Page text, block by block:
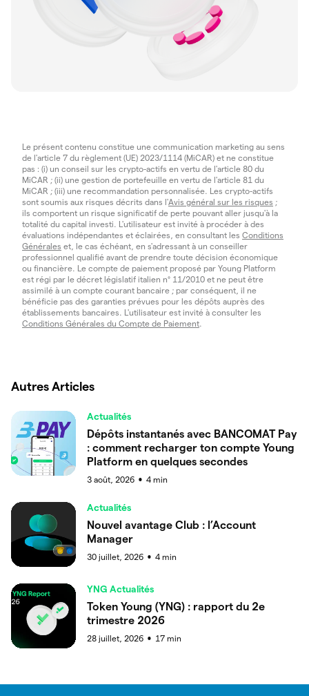
Le présent contenu constitue une communication marketing au sens
de l'article 7 du règlement (UE) 2023/1114 (MiCAR) et ne constitue
pas : (i) un conseil sur les crypto-actifs en vertu de l'article 80 du
MiCAR ; (ii) une gestion de portefeuille en vertu de l'article 81 du
MiCAR ; (iii) une recommandation personnalisée. Les crypto-actifs
sont soumis aux risques décrits dans l'Avis général sur les risques ;
ils comportent un risque significatif de perte pouvant aller jusqu'à la
totalité du capital investi. L'utilisateur est invité à procéder à des
évaluations indépendantes et éclairées, en consultant les Conditions
Générales et, le cas échéant, en s'adressant à un conseiller
professionnel qualifié avant de prendre toute décision économique
ou financière. Le compte de paiement proposé par Young Platform
est régi par le décret législatif italien n° 11/2010 et ne peut être
assimilé à un compte courant bancaire ; par conséquent, il ne
bénéficie pas des garanties prévues pour les dépôts auprès des
établissements bancaires. L'utilisateur est invité à consulter les
Conditions Générales du Compte de Paiement.
Autres Articles
Actualités
Dépôts instantanés avec BANCOMAT Pay
: comment recharger ton compte Young
Platform en quelques secondes
3 août, 2026 ● 4 min
Actualités
Nouvel avantage Club : l’Account
Manager
30 juillet, 2026 ● 4 min
YNG Actualités
Token Young (YNG) : rapport du 2e
trimestre 2026
28 juillet, 2026 ● 17 min